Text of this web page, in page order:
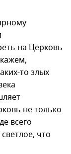
на Церковь
то злых
не только
всего
что